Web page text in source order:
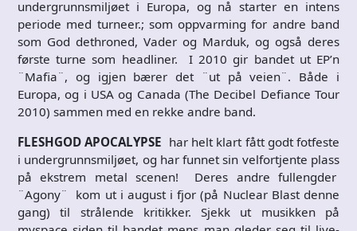
undergrunnsmiljøet i Europa, og nå starter en intens
periode med turneer.; som oppvarming for andre band
som God dethroned, Vader og Marduk, og også deres
første turne som headliner. I 2010 gir bandet ut EP’n
¨Mafia¨, og igjen bærer det ¨ut på veien¨. Både i
Europa, og i USA og Canada (The Decibel Defiance Tour
2010) sammen med en rekke andre band.
FLESHGOD APOCALYPSE har helt klart fått godt fotfeste
i undergrunnsmiljøet, og har funnet sin velfortjente plass
på ekstrem metal scenen! Deres andre fullengder
¨Agony¨ kom ut i august i fjor (på Nuclear Blast denne
gang) til strålende kritikker. Sjekk ut musikken på